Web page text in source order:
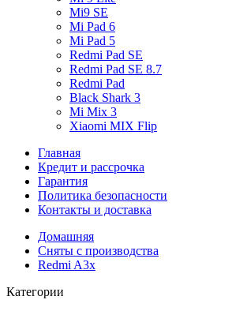
Mi9 SE
Mi Pad 6
Mi Pad 5
Redmi Pad SE
Redmi Pad SE 8.7
Redmi Pad
Black Shark 3
Mi Mix 3
Xiaomi MIX Flip
Главная
Кредит и рассрочка
Гарантия
Политика безопасности
Контакты и доставка
Домашняя
Сняты с производства
Redmi A3x
Категории